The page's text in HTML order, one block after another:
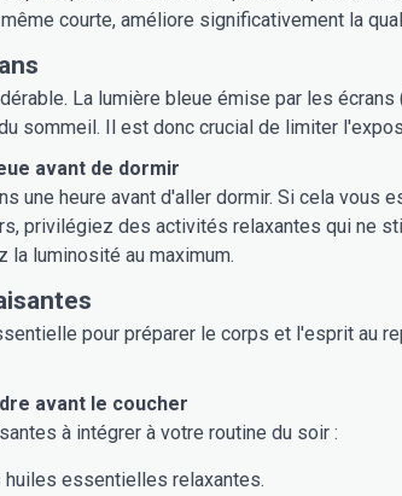
courte, améliore significativement la
La lumière bleue émise par les
sommeil. Il est donc crucial de limiter
avant de dormir
une heure avant d'aller dormir. Si cela
privilégiez des activités relaxantes qui ne
la luminosité au maximum.
pour préparer le corps et l'esprit au
avant le coucher
à intégrer à votre routine du soir :
huiles essentielles relaxantes.